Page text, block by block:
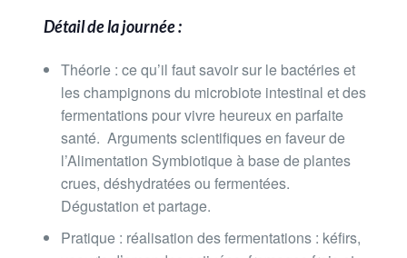
Détail de la journée :
Théorie : ce qu’il faut savoir sur le bactéries et
les champignons du microbiote intestinal et des
fermentations pour vivre heureux en parfaite
santé. Arguments scientifiques en faveur de
l’Alimentation Symbiotique à base de plantes
crues, déshydratées ou fermentées.
Dégustation et partage.
Pratique : réalisation des fermentations : kéfirs,